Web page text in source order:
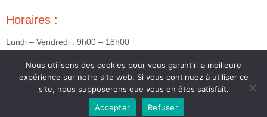
Horaires :
Lundi – Vendredi : 9h00 – 18h00
Nous suivre :
Nous utilisons des cookies pour vous garantir la meilleure
expérience sur notre site web. Si vous continuez à utiliser ce
site, nous supposerons que vous en êtes satisfait.
Accepter
Refuser